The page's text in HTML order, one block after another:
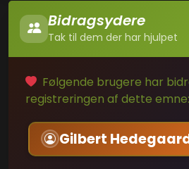
Bidragsydere
Tak til dem der har hjulpet
Følgende brugere har
registreringen af dette emne:
Gilbert